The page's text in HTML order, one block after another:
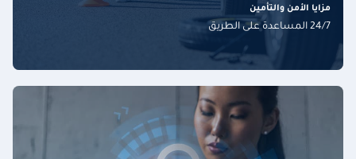
مزايا الأمن والتأمين
24/7 المساعدة على الطريق